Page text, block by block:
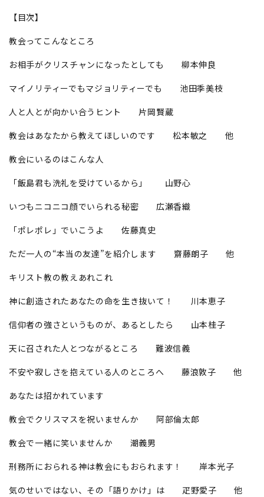
【目次】
教会ってこんなところ
お相手がクリスチャンになったとしても 柳本伸良
マイノリティーでもマジョリティーでも 池田季美枝
人と人とが向かい合うヒント 片岡賢蔵
教会はあなたから教えてほしいのです 松本敏之 他
教会にいるのはこんな人
「飯島君も洗礼を受けているから」 山野心
いつもニコニコ顔でいられる秘密 広瀬香織
「ポレポレ」でいこうよ 佐藤真史
ただ一人の“本当の友達”を紹介します 齋藤朗子 他
キリスト教の教えあれこれ
神に創造されたあなたの命を生き抜いて！ 川本恵子
信仰者の強さというものが、あるとしたら 山本桂子
天に召された人とつながるところ 難波信義
不安や寂しさを抱えている人のところへ 藤浪敦子 他
あなたは招かれています
教会でクリスマスを祝いませんか 阿部倫太郎
教会で一緒に笑いませんか 潮義男
刑務所におられる神は教会にもおられます！ 岸本光子
気のせいではない、その「語りかけ」は 疋野愛子 他